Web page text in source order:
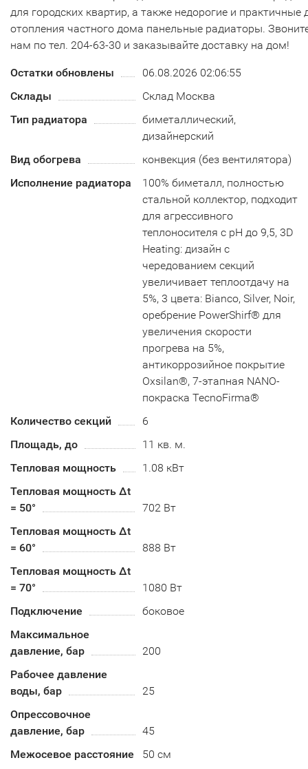
для городских квартир, а также недорогие и практичные
отопления частного дома панельные радиаторы.
нам по тел. 204-63-30 и заказывайте доставку на дом!
Остатки обновлены
06.08.2026 02:06:55
Склады
Склад Москва
Тип радиатора
биметаллический,
дизайнерский
Вид обогрева
конвекция (без вентилятора)
Исполнение радиатора
100% биметалл, полностью
стальной коллектор, подходит
для агрессивного
теплоносителя с рН до 9,5, 3D
Heating: дизайн с
чередованием секций
увеличивает теплоотдачу на
5%, 3 цвета: Bianco, Silver, Noir,
оребрение PowerShirf® для
увеличения скорости
прогрева на 5%,
антикоррозийное покрытие
Oxsilan®, 7-этапная NANO-
покраска TecnoFirma®
Количество секций
6
Площадь, до
11 кв. м.
Тепловая мощность
1.08 кВт
Тепловая мощность Δt
= 50°
702 Вт
Тепловая мощность Δt
= 60°
888 Вт
Тепловая мощность Δt
= 70°
1080 Вт
Подключение
боковое
Максимальное
давление, бар
200
Рабочее давление
воды, бар
25
Опрессовочное
давление, бар
45
Межосевое расстояние
50 см